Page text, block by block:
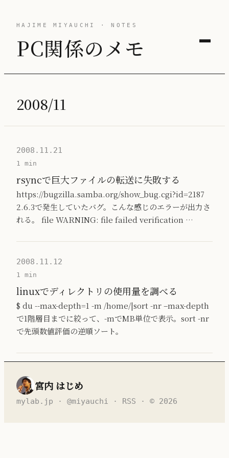
HAJIME MIYAUCHI · NOTES
PC関係のメモ
2008/11
2008.11.21
1 min
rsyncで巨大ファイルの転送に失敗する
https://bugzilla.samba.org/show_bug.cgi?id=2187
2.6.3で発生していたバグ。こんな感じのエラーが出力さ
れる。 file WARNING: file failed verification …
2008.11.12
1 min
linuxでディレクトリの使用量を調べる
$ du --max-depth=1 -m /home/|sort -nr –max-depth
で1階層目までに絞って、-mでMB単位で表示。sort -nr
で先頭数値評価の逆順ソート。
宮内 はじめ
mylab.jp · @miyauchi · RSS · © 2026